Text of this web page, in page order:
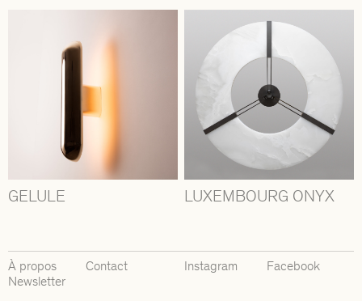
GELULE LUXEMBOURG ONYX
À propos
Contact
Newsletter
Instagram Facebook